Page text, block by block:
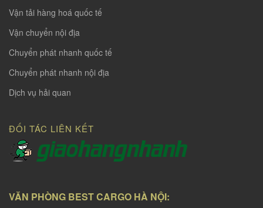
Vận tải hàng hoá quốc tế
Vận chuyển nội địa
Chuyển phát nhanh quốc tế
Chuyển phát nhanh nội địa
Dịch vụ hải quan
ĐỐI TÁC LIÊN KẾT
VĂN PHÒNG BEST CARGO HÀ NỘI: